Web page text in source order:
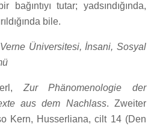
tutar; yadsındığında,
bile.
Üniversitesi, İnsani, Sosyal
Zur Phänomenologie der
aus dem Nachlass. Zweiter
Kern, Husserliana, cilt 14 (Den